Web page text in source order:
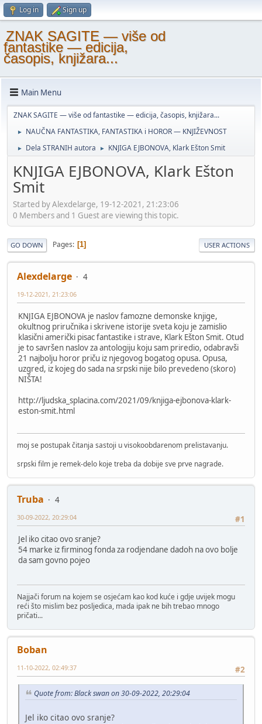
Log in Sign up
ZNAK SAGITE — više od
fantastike — edicija,
časopis, knjižara...
Main Menu
ZNAK SAGITE — više od fantastike — edicija, časopis, knjižara...
► NAUČNA FANTASTIKA, FANTASTIKA i HOROR — KNJIŽEVNOST
► Dela STRANIH autora ► KNJIGA EJBONOVA, Klark Ešton Smit
KNJIGA EJBONOVA, Klark Ešton
Smit
Started by Alexdelarge, 19-12-2021, 21:23:06
0 Members and 1 Guest are viewing this topic.
GO DOWN Pages 1 USER ACTIONS
Alexdelarge 4
19-12-2021, 21:23:06
KNJIGA EJBONOVA je naslov famozne demonske knjige,
okultnog priručnika i skrivene istorije sveta koju je zamislio
klasični američki pisac fantastike i strave, Klark Ešton Smit. Otud
je to savršen naslov za antologiju koju sam priredio, odabravši
21 najbolju horor priču iz njegovog bogatog opusa. Opusa,
uzgred, iz kojeg do sada na srpski nije bilo prevedeno (skoro)
NIŠTA!
http://ljudska_splacina.com/2021/09/knjiga-ejbonova-klark-
eston-smit.html
moj se postupak čitanja sastoji u visokoobdarenom prelistavanju.
srpski film je remek-delo koje treba da dobije sve prve nagrade.
Truba
4
#1
30-09-2022, 20:29:04
Jel iko citao ovo sranje?
54 marke iz firminog fonda za rodjendane dadoh na ovo bolje
da sam govno pojeo
Najjači forum na kojem se osjećam kao kod kuće i gdje uvijek mogu
reći što mislim bez posljedica, mada ipak ne bih trebao mnogo
pričati...
Boban
#2
11-10-2022, 02:49:37
Quote from: Black swan on 30-09-2022, 20:29:04
Jel iko citao ovo sranje?